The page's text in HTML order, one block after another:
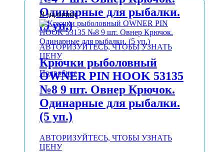
Одинарные для рыбалки.
(5 уп.)
АВТОРИЗУЙТЕСЬ, ЧТОБЫ УЗНАТЬ
ЦЕНУ
Подробнее
В наличии
Крючки рыболовный
OWNER PIN HOOK 53135
№8 9 шт. Овнер Крючок.
Одинарные для рыбалки.
(5 уп.)
АВТОРИЗУЙТЕСЬ, ЧТОБЫ УЗНАТЬ
ЦЕНУ